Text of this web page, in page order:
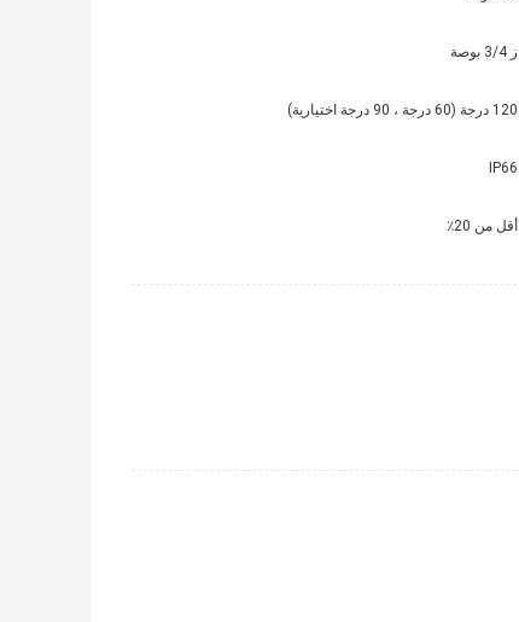
ز 3/4 بوصة
120 درجة (60 درجة ، 90 درجة اختيارية)
IP66
أقل من 20٪